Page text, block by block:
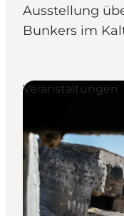
Ausstellung
Bunkers im
Veranstaltungen